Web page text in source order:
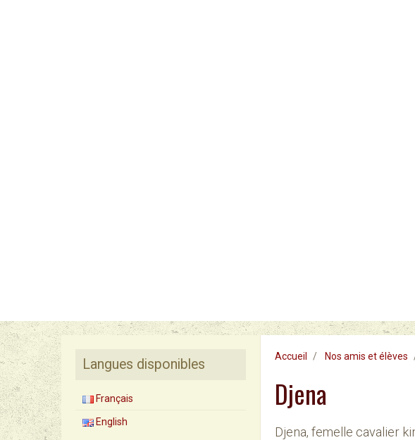
Accueil Nos amis et élèves
Djena
Djena, femelle cavalier
Langues disponibles
Français
English